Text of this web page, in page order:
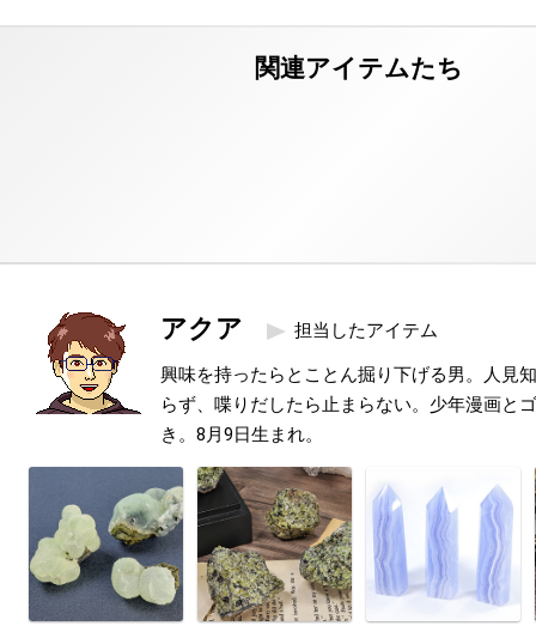
アクア 担当したアイテム
興味を持ったらとことん掘り下げる男。人見
らず、喋りだしたら止まらない。少年漫画と
き。8月9日生まれ。